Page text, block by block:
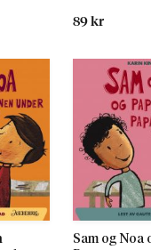
89 kr
Sam og Noa